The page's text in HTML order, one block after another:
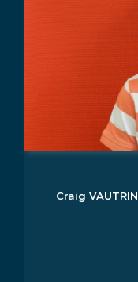
Craig VAUTRIN